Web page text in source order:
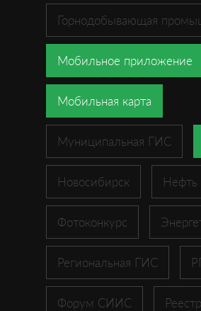
Горнодобывающая
Мобильное приложение
Мобильная карта
Муниципальная ГИС
Новосибирск Нефть
Фотоконкурс
Региональная ГИС
Форум СИИС